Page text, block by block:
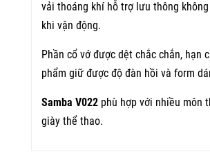
vải thoáng khí hỗ trợ lưu thông
khi vận động.
Phần cổ vớ được dệt chắc chắn,
phẩm giữ được độ đàn hồi và form
Samba V022 phù hợp với nhiều môn
giày thể thao.